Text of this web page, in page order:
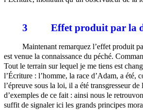
3 Effet produit par la
Maintenant remarquez l’effet produit
est venue la connaissance du péché.
Tout le terrain sur lequel je me tiens est
l’Écriture : l’homme, la race d’Adam, a été,
l’épreuve sous la loi, il a été transgresseur
d’exemples de ce fait : ainsi nous le
suffit de signaler ici les grands principes